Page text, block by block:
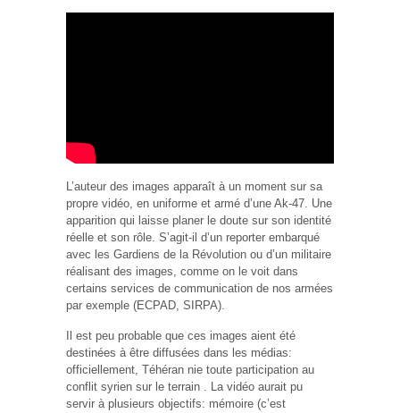
L’auteur des images apparaît à un moment sur sa
propre vidéo, en uniforme et armé d’une Ak-47. Une
apparition qui laisse planer le doute sur son identité
réelle et son rôle. S’agit-il d’un reporter embarqué
avec les Gardiens de la Révolution ou d’un militaire
réalisant des images, comme on le voit dans
certains services de communication de nos armées
par exemple (ECPAD, SIRPA).
Il est peu probable que ces images aient été
destinées à être diffusées dans les médias:
officiellement, Téhéran nie toute participation au
conflit syrien sur le terrain . La vidéo aurait pu
servir à plusieurs objectifs: mémoire (c’est